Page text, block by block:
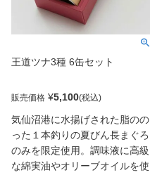
王道ツナ3種 6缶セット
販売価格 ¥5,100
気仙沼港に水揚げされた脂のの
った１本釣りの夏びん長まぐろ
のみを限定使用。調味液に高級
な綿実油やオリーブオイルを使